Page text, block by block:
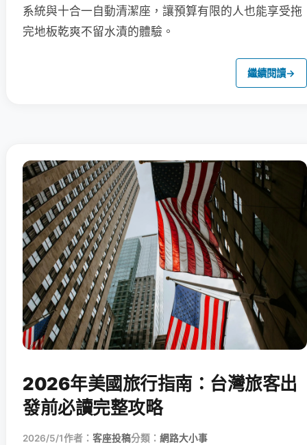
系統與十合一自動清潔座，讓預算有限的人也能享受拖
完地板乾爽不留水漬的體驗。
繼續閱讀→
2026年美國旅行指南：台灣旅客出
發前必讀完整攻略
2026/5/1作者： 客座投稿分類： 網路大小事